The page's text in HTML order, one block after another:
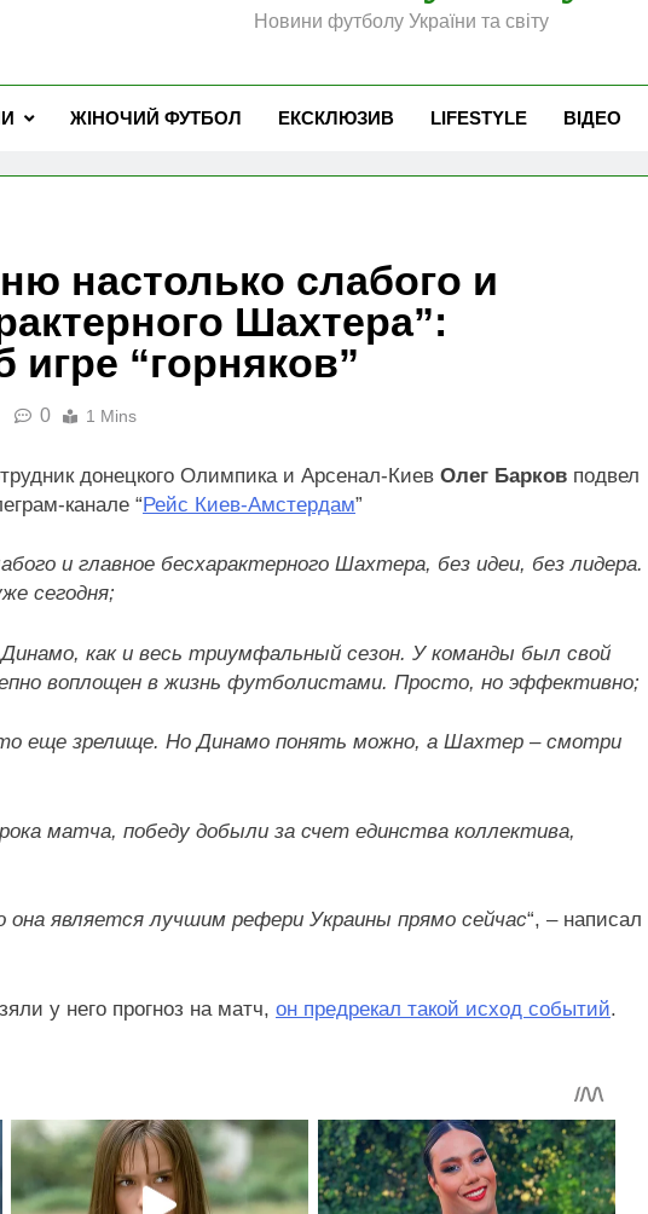
Новини футболу України та світу
ЖІНОЧИЙ ФУТБОЛ ЕКСКЛЮЗИВ LIFESTYLE ВІДЕО
настолько слабого и
Шахтера”:
игре “горняков”
0 1 Mins
донецкого Олимпика и Арсенал-Киев Олег Барков подвел
канале “Рейс Киев-Амстердам”
и главное бесхарактерного Шахтера, без идеи, без лидера.
сегодня;
как и весь триумфальный сезон. У команды был свой
воплощен в жизнь футболистами. Просто, но эффективно;
еще зрелище. Но Динамо понять можно, а Шахтер – смотри
матча, победу добыли за счет единства коллектива,
она является лучшим рефери Украины прямо сейчас“, – написал
у него прогноз на матч, он предрекал такой исход событий.